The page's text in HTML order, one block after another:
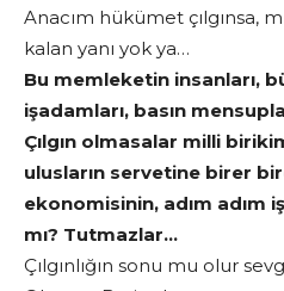
Anacım hükümet çılgınsa,
kalan yanı yok ya…
Bu memleketin insanları,
işadamları, basın
Çılgın olmasalar milli
ulusların servetine birer
ekonomisinin, adım adım
mı? Tutmazlar…
Çılgınlığın sonu mu olur